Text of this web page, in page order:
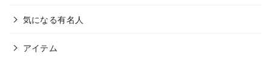
気になる有名人
アイテム